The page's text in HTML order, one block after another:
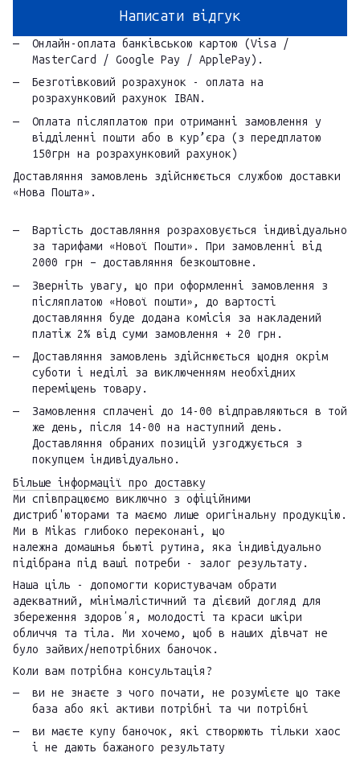
Написати відгук
Онлайн-оплата банківською картою (Visa /
MasterCard / Google Pay / ApplePay).
Безготівковий розрахунок - оплата на
розрахунковий рахунок IBAN.
Оплата післяплатою при отриманні замовлення у
відділенні пошти або в кур’єра (з передплатою
150грн на розрахунковий рахунок)
Доставляння замовлень здійснюється службою доставки
«Нова Пошта».
Вартість доставляння розраховується індивідуально
за тарифами «Нової Пошти». При замовленні від
2000 грн – доставляння безкоштовне.
Зверніть увагу, що при оформленні замовлення з
післяплатою «Нової пошти», до вартості
доставляння буде додана комісія за накладений
платіж 2% від суми замовлення + 20 грн.
Доставляння замовлень здійснюється щодня окрім
суботи і неділі за виключенням необхідних
переміщень товару.
Замовлення сплачені до 14-00 відправляються в той
же день, після 14-00 на наступний день.
Доставляння обраних позицій узгоджується з
покупцем індивідуально.
Більше інформації про доставку
Ми співпрацюємо виключно з офіційними
дистриб'юторами та маємо лише оригінальну продукцію.
Ми в Mikas глибоко переконані, що
належна домашнья бьюті рутина, яка індивідуально
підібрана під ваші потреби - залог результату.
Наша ціль - допомогти користувачам обрати
адекватний, мінімалістичний та дієвий догляд для
збереження здоровʼя, молодості та краси шкіри
обличчя та тіла. Ми хочемо, щоб в наших дівчат не
було зайвих/непотрібних баночок.
Коли вам потрібна консультація?
ви не знаєте з чого почати, не розумієте що таке
база або які активи потрібні та чи потрібні
ви маєте купу баночок, які створюють тільки хаос
і не дають бажаного результату